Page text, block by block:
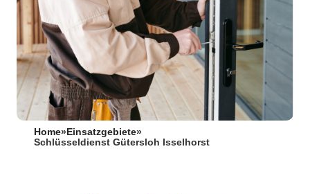
Home» Einsatzgebiete»
Schlüsseldienst Gütersloh Isselhorst